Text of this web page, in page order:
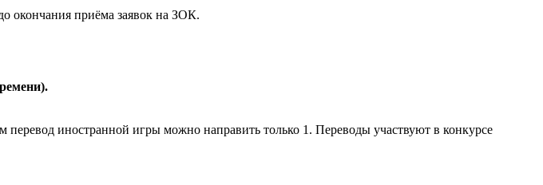
окончания приёма заявок на ЗОК.
иностранной игры можно направить только 1. Переводы участвуют в конкурсе